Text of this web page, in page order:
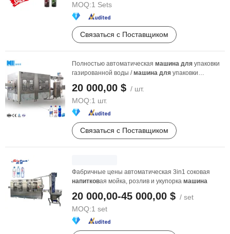
MOQ:1 Sets
Связаться с Поставщиком
Полностью автоматическая машина для упаковки
газированной воды /машина для упаковки
20 000,00 $ / шт.
MOQ:1 шт.
Связаться с Поставщиком
Фабричные цены автоматическая 3in1 соковая
напитковая мойка, розлив и укупорка машина
20 000,00-45 000,00 $ / set
MOQ:1 set